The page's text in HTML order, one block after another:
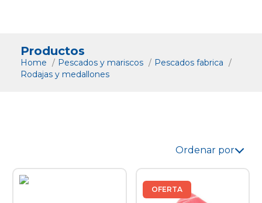
Productos
Home Pescados y mariscos
Pescados fabrica
Rodajas y medallones
Ordenar por
OFERTA